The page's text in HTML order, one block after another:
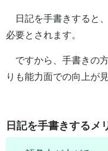
日記を手書きすると
必要とされます。
ですから、手書きの
りも能力面での向上が
日記を手書きするメ